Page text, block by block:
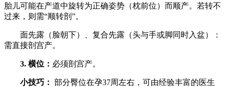
胎儿可能在产道中旋转为正确姿势（枕前位）而顺产。若转不
过来，则需“顺转剖”。
面先露（脸朝下）、复合先露（头与手或脚同时入盆）：
需直接剖宫产。
3. 横位： 必须剖宫产。
小技巧： 部分臀位在孕37周左右，可由经验丰富的医生